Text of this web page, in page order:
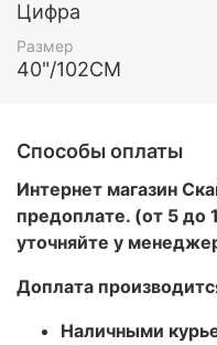
Цифра
Размер
40"/102СМ
Способы оплаты
Интернет магазин
предоплате. (от 5 до
уточняйте у
Доплата
Наличными